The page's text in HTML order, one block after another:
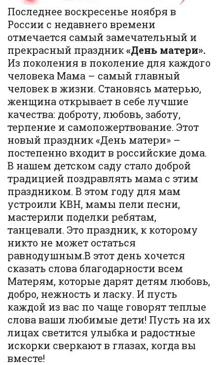
Последнее воскресенье ноября в
России с недавнего времени
отмечается самый замечательный и
прекрасный праздник«День матери».
Из поколения в поколение для каждого
человека Мама – самый главный
человек в жизни. Становясь матерью,
женщина открывает в себе лучшие
качества: доброту, любовь, заботу,
терпение и самопожертвование. Этот
новый праздник «День матери» –
постепенно входит в российские дома.
В нашем детском саду стало доброй
традицией поздравлять мама с этим
праздником. В этом году для мам
устроили КВН, мамы пели песни,
мастерили поделки ребятам,
танцевали. Это праздник, к которому
никто не может остаться
равнодушным.В этот день хочется
сказать слова благодарности всем
Матерям, которые дарят детям любовь,
добро, нежность и ласку. И пусть
каждой из вас по чаще говорят теплые
слова ваши любимые дети! Пусть на их
лицах светится улыбка и радостные
искорки сверкают в глазах, когда вы
вместе!